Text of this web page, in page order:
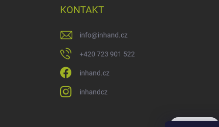
KONTAKT
info@inhand.cz
+420 723 901 522
inhand.cz
inhandcz